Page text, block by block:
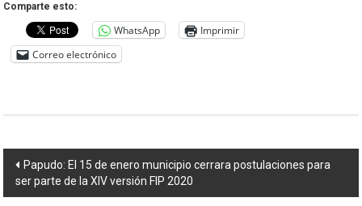
Comparte esto:
WhatsApp
Imprimir
Correo electrónico
Navegación
de
Papudo: El 15 de enero municipio cerrara postulaciones para
ser parte de la XIV versión FIP 2020